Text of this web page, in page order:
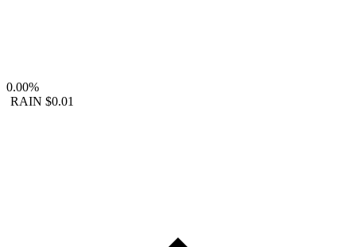
0.00%
RAIN $0.01